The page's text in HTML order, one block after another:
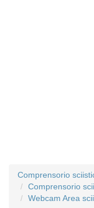
Comprensorio
Comprensorio
Webcam Area